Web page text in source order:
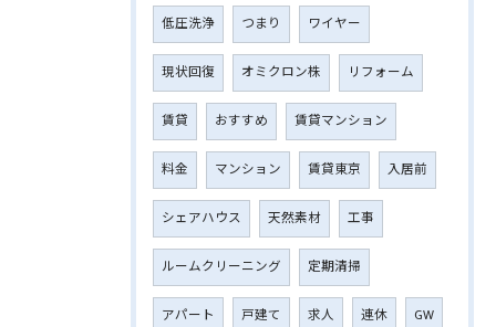
低圧洗浄 つまり ワイヤー
現状回復 オミクロン株 リフォーム
賃貸 おすすめ 賃貸マンション
料金 マンション 賃貸東京 入居前
シェアハウス 天然素材 工事
ルームクリーニング 定期清掃
アパート 戸建て 求人 連休 GW